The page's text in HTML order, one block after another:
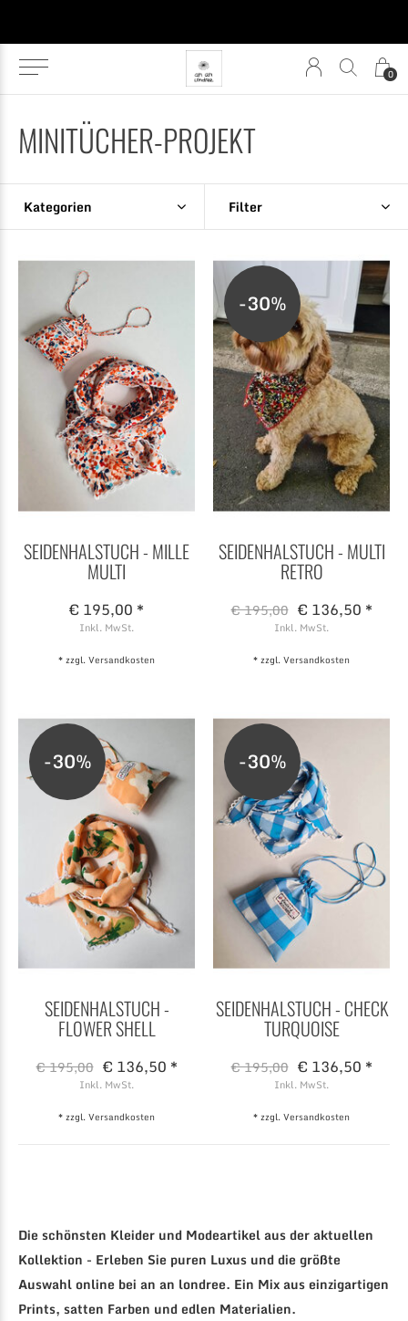
0
MINITÜCHER-PROJEKT
Kategorien Filter
SEIDENHALSTUCH - MILLE
MULTI
€ 195,00 *
Inkl. MwSt.
* zzgl.Versandkosten
-30%
SEIDENHALSTUCH - MULTI
RETRO
€ 195,00 € 136,50 *
Inkl. MwSt.
* zzgl.Versandkosten
-30%
SEIDENHALSTUCH -
FLOWER SHELL
€ 195,00 € 136,50 *
Inkl. MwSt.
* zzgl.Versandkosten
-30%
SEIDENHALSTUCH - CHECK
TURQUOISE
€ 195,00 € 136,50 *
Inkl. MwSt.
* zzgl.Versandkosten
Die schönsten Kleider und Modeartikel aus der aktuellen
Kollektion - Erleben Sie puren Luxus und die größte
Auswahl online bei an an londree. Ein Mix aus einzigartigen
Prints, satten Farben und edlen Materialien.